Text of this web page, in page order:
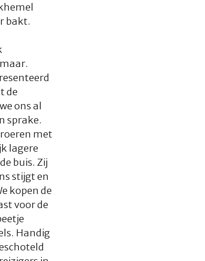
bakt.
de
ons al
sprake.
met
lagere
buis. Zij
stijgt en
kopen de
voor de
Handig